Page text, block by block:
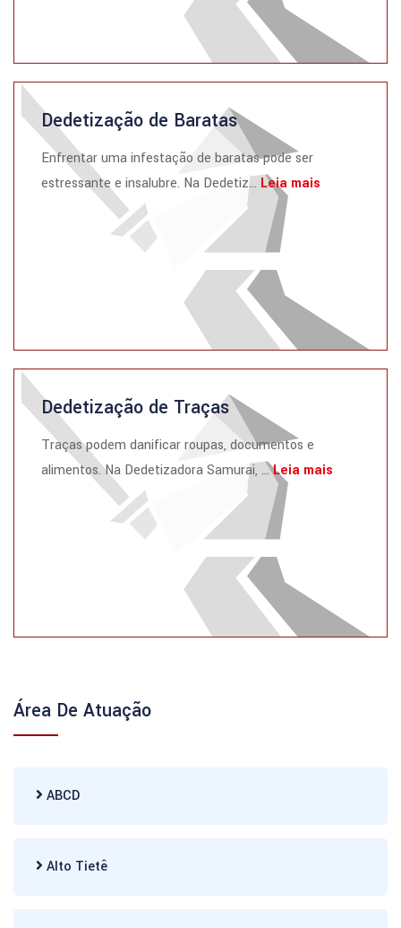
Dedetização de Baratas
Enfrentar uma infestação de baratas pode ser
estressante e insalubre. Na Dedetiz... Leia mais
Dedetização de Traças
Traças podem danificar roupas, documentos e
alimentos. Na Dedetizadora Samurai, ...Leia mais
Área De Atuação
ABCD
Alto Tietê